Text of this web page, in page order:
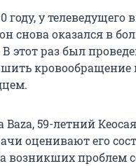
году, у телеведущего
снова оказался в
этот раз был
кровообращение
59-летний
оценивают его
проблем